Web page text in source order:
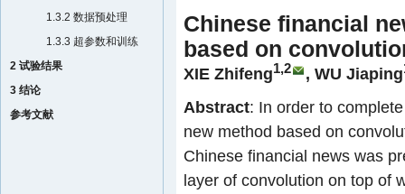
1.3.2 数据预处理
1.3.3 超参数和训练
2 试验结果
3 结论
参考文献
Chinese financial
based on
XIE Zhifeng1,2 , WU Jiaping
Abstract: In order to
new method based on
Chinese financial news was
layer of convolution on top of